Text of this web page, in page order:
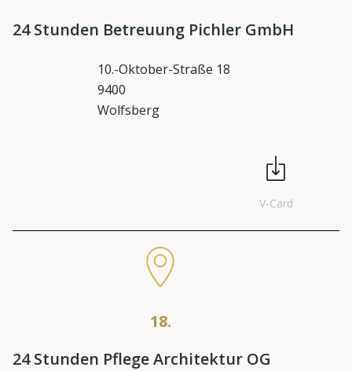
24 Stunden Betreuung Pichler GmbH
10.-Oktober-Straße 18
9400
Wolfsberg
V-Card
18.
24 Stunden Pflege Architektur OG